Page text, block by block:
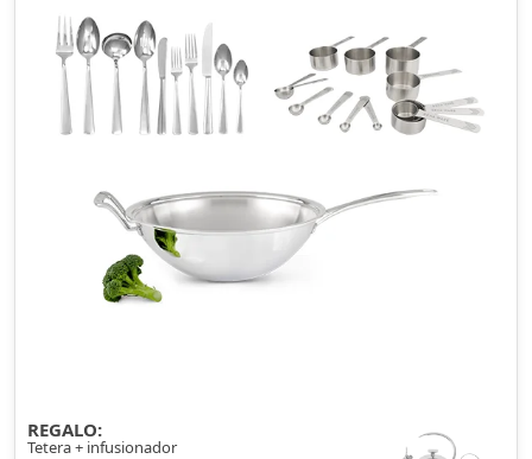
REGALO:
Tetera + infusionador